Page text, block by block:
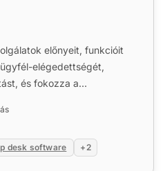
előnyeit, funkcióit
elégedettségét,
és fokozza a
desk software +2